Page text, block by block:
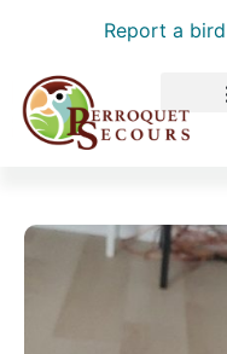
Report a bird